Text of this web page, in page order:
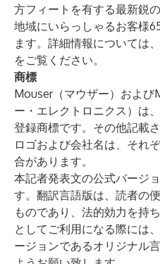
方フィートを有する最新鋭
地域にいらっしゃるお客様
ます。詳細情報については、
をご覧ください。
商標
Mouser（マウザー）およ
ー・エレクトロニクス）は
登録商標です。その他記載
ロゴおよび会社名は、それ
合があります。
本記者発表文の公式バージ
す。翻訳言語版は、読者の
ものであり、法的効力を持
としてご利用になる際には
ージョンであるオリジナル